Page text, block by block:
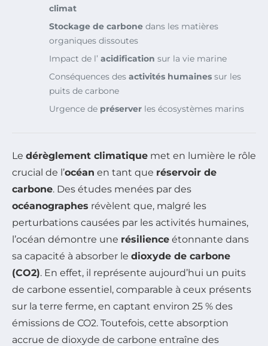
climat
Stockage de carbone dans les matières
organiques dissoutes
Impact de l’ acidification sur la vie marine
Conséquences des activités humaines sur les
puits de carbone
Urgence de préserver les écosystèmes marins
Le dérèglement climatique met en lumière le rôle
crucial de l’océan en tant que réservoir de
carbone. Des études menées par des
océanographes révèlent que, malgré les
perturbations causées par les activités humaines,
l’océan démontre une résilience étonnante dans
sa capacité à absorber le dioxyde de carbone
(CO2). En effet, il représente aujourd’hui un puits
de carbone essentiel, comparable à ceux présents
sur la terre ferme, en captant environ 25 % des
émissions de CO2. Toutefois, cette absorption
accrue de dioxyde de carbone entraîne des